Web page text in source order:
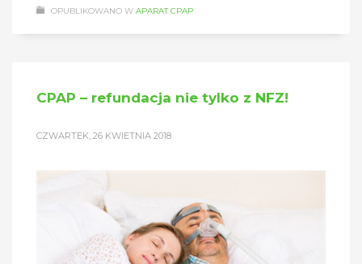
OPUBLIKOWANO W APARAT CPAP
CPAP – refundacja nie tylko z NFZ!
CZWARTEK, 26 KWIETNIA 2018